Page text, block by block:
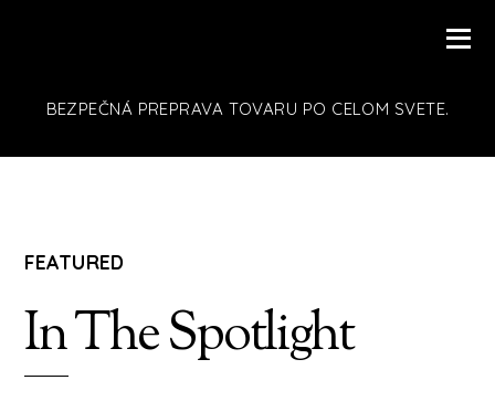
BEZPEČNÁ PREPRAVA TOVARU PO CELOM SVETE.
FEATURED
In The Spotlight